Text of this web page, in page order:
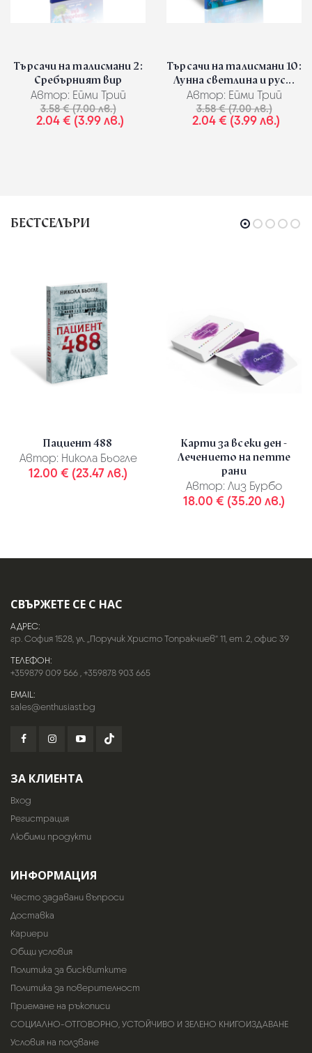
Търсачи на талисмани 2:
Сребърният вир
Автор: Ейми Трий
3.58 € (7.00 лв.)
2.04 € (3.99 лв.)
Търсачи на талисмани 10:
Лунна светлина и рус...
Автор: Ейми Трий
3.58 € (7.00 лв.)
2.04 € (3.99 лв.)
БЕСТСЕЛЪРИ
Пациент 488
Автор: Никола Бьогле
12.00 € (23.47 лв.)
Карти за всеки ден -
Лечението на петте
рани
Автор: Лиз Бурбо
18.00 € (35.20 лв.)
СВЪРЖЕТЕ СЕ С НАС
АДРЕС:
гр. София 1528, ул. „Поручик Христо Топракчиев“ 11, ет. 2, офис 39
ТЕЛЕФОН:
+359879 009 566,+359878 903 665
EMAIL:
sales@enthusiast.bg
ЗА КЛИЕНТА
Вход
Регистрация
Любими продукти
ИНФОРМАЦИЯ
Често задавани въпроси
Доставка
Кариери
Общи условия
Политика за бисквитките
Политика за поверителност
Приемане на ръкописи
СОЦИАЛНО-ОТГОВОРНО, УСТОЙЧИВО И ЗЕЛЕНО КНИГОИЗДАВАНЕ
Условия на ползване